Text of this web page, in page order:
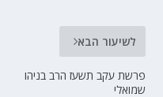
לשיעור הבא
פרשת עקב תשעז הרב בניהו
שמואלי